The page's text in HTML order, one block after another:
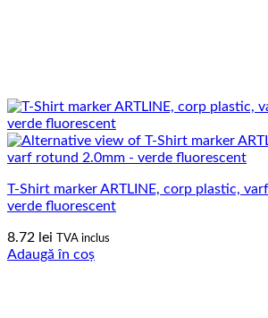
T-Shirt marker ARTLINE, corp plastic,
verde fluorescent
8.72 lei TVA inclus
Adaugă în coș